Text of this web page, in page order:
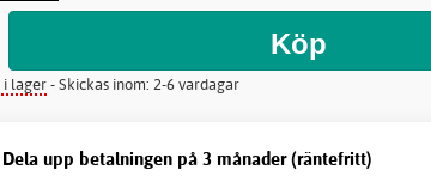
i lager- Skickas inom: 2-6 vardagar
Dela upp betalningen på 3 månader (räntefritt)